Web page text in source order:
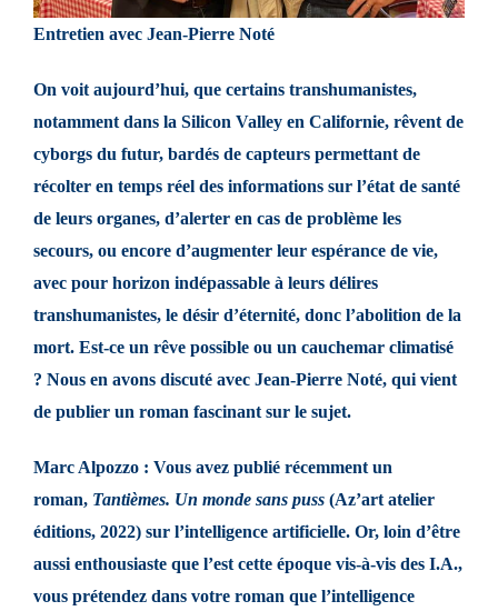
Entretien avec Jean-Pierre Noté
On voit aujourd’hui, que certains transhumanistes,
notamment dans la Silicon Valley en Californie, rêvent de
cyborgs du futur, bardés de capteurs permettant de
récolter en temps réel des informations sur l’état de santé
de leurs organes, d’alerter en cas de problème les
secours, ou encore d’augmenter leur espérance de vie,
avec pour horizon indépassable à leurs délires
transhumanistes, le désir d’éternité, donc l’abolition de la
mort. Est-ce un rêve possible ou un cauchemar climatisé
? Nous en avons discuté avec Jean-Pierre Noté, qui vient
de publier un roman fascinant sur le sujet.
Marc Alpozzo : Vous avez publié récemment un
roman, Tantièmes. Un monde sans puss (Az’art atelier
éditions, 2022) sur l’intelligence artificielle. Or, loin d’être
aussi enthousiaste que l’est cette époque vis-à-vis des I.A.,
vous prétendez dans votre roman que l’intelligence